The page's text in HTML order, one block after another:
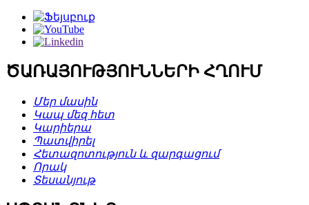
ԾԱՌԱՅՈՒԹՅՈՒՆՆԵՐԻ ՀՂՈՒՄ
Մեր մասին
Կապ մեզ հետ
Կարիերա
Պատվիրել
Հետազոտություն և զարգացում
Որակ
Տեսանյութ